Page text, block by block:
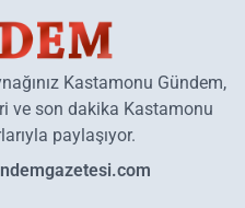
Kastamonu Gündem,
ve son dakika Kastamonu
paylaşıyor.